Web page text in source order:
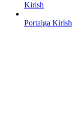
Kirish
Portalga Kirish